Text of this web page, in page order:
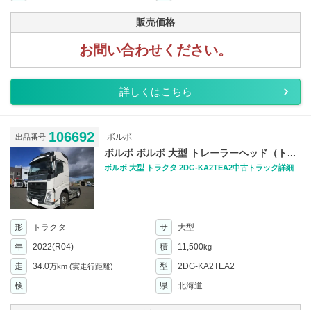
販売価格
お問い合わせください。
詳しくはこちら
出品番号 106692 ボルボ
ボルボ ボルボ 大型 トレーラーヘッド（ト...
ボルボ 大型 トラクタ 2DG-KA2TEA2中古トラック詳細
形 トラクタ サ
大型
年
2022(R04) 積 11,500kg
走 34.0万km (実走行距離) 型
2DG-KA2TEA2
検
- 県 北海道